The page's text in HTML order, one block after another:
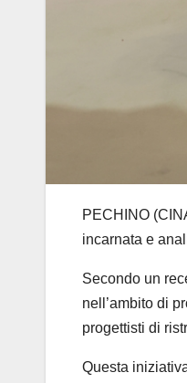
PECHINO
incarnata e
Secondo un
nell’ambito di
progettisti di
Questa